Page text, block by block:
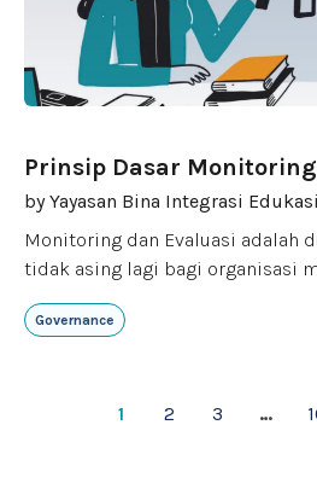
Prinsip Dasar
by Yayasan Bina Integrasi Edukasi
Monitoring dan Evaluasi adalah
tidak asing lagi bagi organisasi
Governance
1 2 3 …